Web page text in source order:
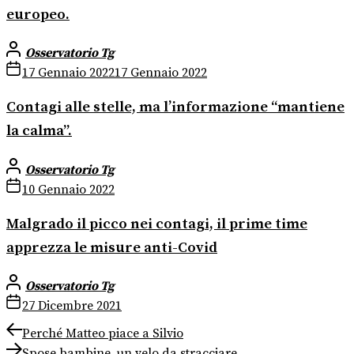
europeo.
Osservatorio Tg
17 Gennaio 202217 Gennaio 2022
Contagi alle stelle, ma l’informazione “mantiene
la calma”.
Osservatorio Tg
10 Gennaio 2022
Malgrado il picco nei contagi, il prime time
apprezza le misure anti-Covid
Osservatorio Tg
27 Dicembre 2021
Navigazione
Previous
post:
Perché Matteo piace a Silvio
Next